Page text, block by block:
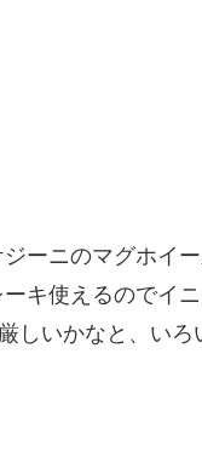
ーニのマグホイ
キ使えるのでイ
しいかなと、いろ